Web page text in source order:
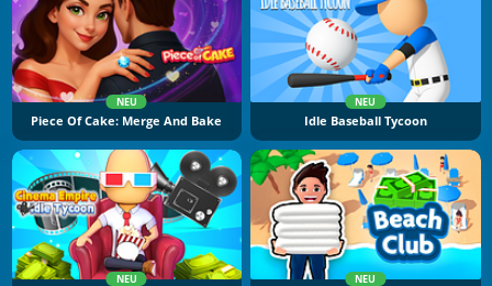
NEU
Piece Of Cake: Merge And Bake
NEU
Idle Baseball Tycoon
NEU NEU